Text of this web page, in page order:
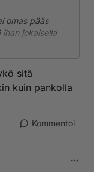
omas pääs
jokaisella
uskoo,
sitä
kuin pankolla
Kommentoi